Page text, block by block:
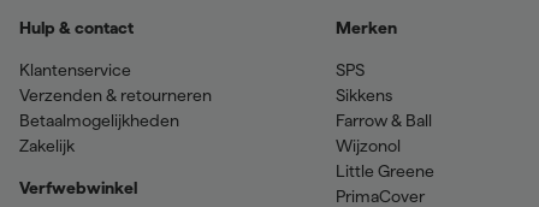
Hulp & contact
Klantenservice
Verzenden & retourneren
Betaalmogelijkheden
Zakelijk
Verfwebwinkel
Merken
SPS
Sikkens
Farrow & Ball
Wijzonol
Little Greene
PrimaCover